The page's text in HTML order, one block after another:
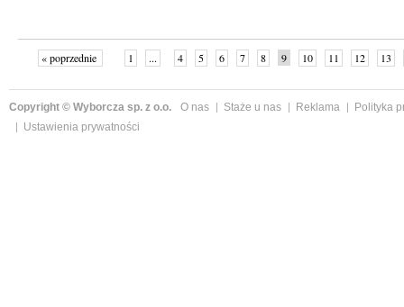
« poprzednie 1 ... 4 5 6 7 8 9 10 11 12 13
Copyright © Wyborcza sp. z o.o. O nas Staże u nas Reklama
Polityka
Ustawienia prywatności